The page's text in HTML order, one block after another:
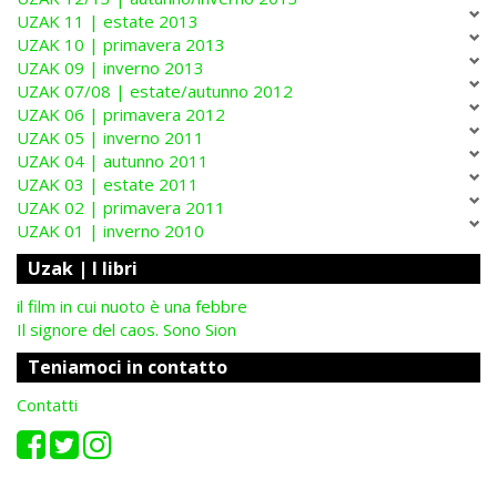
UZAK 11 | estate 2013
UZAK 10 | primavera 2013
UZAK 09 | inverno 2013
UZAK 07/08 | estate/autunno 2012
UZAK 06 | primavera 2012
UZAK 05 | inverno 2011
UZAK 04 | autunno 2011
UZAK 03 | estate 2011
UZAK 02 | primavera 2011
UZAK 01 | inverno 2010
Uzak | I libri
il film in cui nuoto è una febbre
Il signore del caos. Sono Sion
Teniamoci in contatto
Contatti